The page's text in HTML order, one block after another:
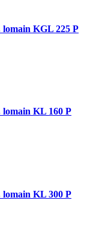
KGL 225 P
KL 160 P
KL 300 P